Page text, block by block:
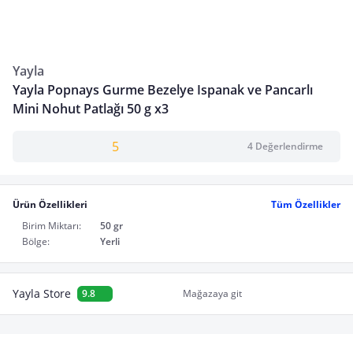
Yayla
Yayla Popnays Gurme Bezelye Ispanak ve Pancarlı
Mini Nohut Patlağı 50 g x3
5 4 Değerlendirme
Ürün Özellikleri
Tüm Özellikler
Birim Miktarı:
50 gr
Bölge:
Yerli
Yayla Store 9.8 Mağazaya git